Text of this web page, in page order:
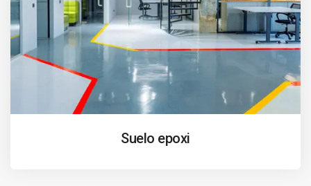
Suelo epoxi